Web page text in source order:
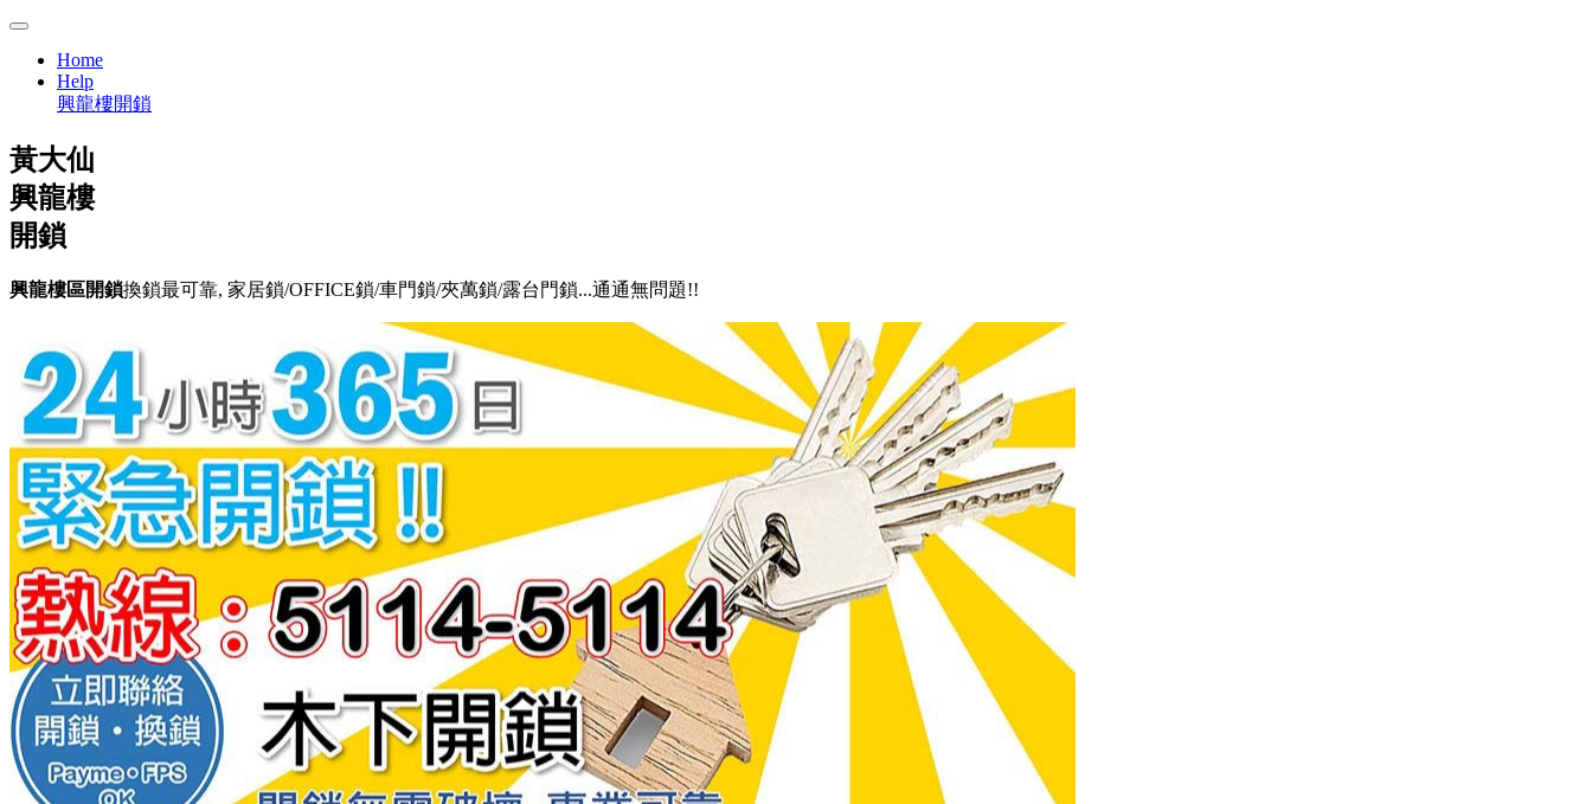
Home
Help
興龍樓開鎖
黃大仙
興龍樓
開鎖
興龍樓區開鎖換鎖最可靠, 家居鎖/OFFICE鎖/車門鎖/夾萬鎖/露台門鎖...通通無問題!!